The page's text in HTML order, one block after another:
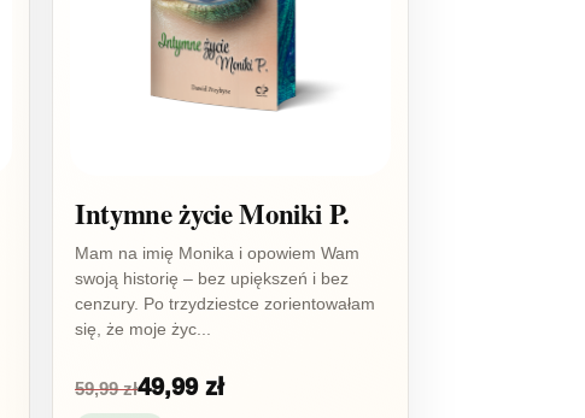
Intymne życie Moniki P.
Mam na imię Monika i opowiem Wam
swoją historię – bez upiększeń i bez
cenzury. Po trzydziestce zorientowałam
się, że moje życ...
59,99 zł49,99 zł